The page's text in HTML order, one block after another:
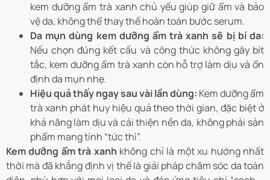
kem dưỡng ẩm trà xanh chủ yếu giúp giữ ẩm và bảo
vệ da, không thể thay thế hoàn toàn bước serum.
Da mụn dùng kem dưỡng ẩm trà xanh sẽ bị bí da:
Nếu chọn đúng kết cấu và công thức không gây bít
tắc, kem dưỡng ẩm trà xanh còn hỗ trợ làm dịu và ổn
định da mụn nhẹ.
Hiệu quả thấy ngay sau vài lần dùng: Kem dưỡng ẩm
trà xanh phát huy hiệu quả theo thời gian, đặc biệt ở
khả năng làm dịu và cải thiện nền da, không phải sản
phẩm mang tính “tức thì”.
Kem dưỡng ẩm trà xanh không chỉ là một xu hướng nhất
thời mà đã khẳng định vị thế là giải pháp chăm sóc da toàn